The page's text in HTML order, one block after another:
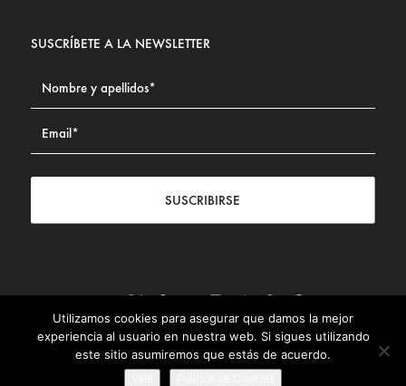
SUSCRÍBETE A LA NEWSLETTER
SUSCRIBIRSE
Contacto|Aviso legal| Política de privacidad| Política de
Cookies
© Fundación Civismo 2025
Utilizamos cookies para asegurar que damos la mejor
experiencia al usuario en nuestra web. Si sigues utilizando
este sitio asumiremos que estás de acuerdo.